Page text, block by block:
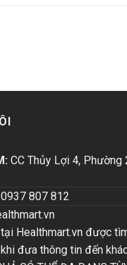
CC Thủy Lợi 4, Phường
0937 807 812
Healthmart.vn được
đưa thông tin đến